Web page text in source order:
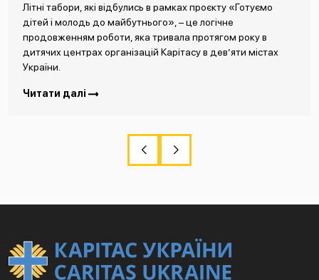
Літні табори, які відбулись в рамках проєкту «Готуємо
дітей і молодь до майбутнього», – це логічне
продовженням роботи, яка тривала протягом року в
дитячих центрах організацій Карітасу в дев’яти містах
України.
Читати далі